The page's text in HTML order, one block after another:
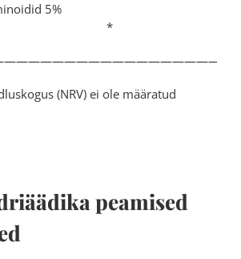
5%
mg *
(NRV) ei ole määratud
peamised